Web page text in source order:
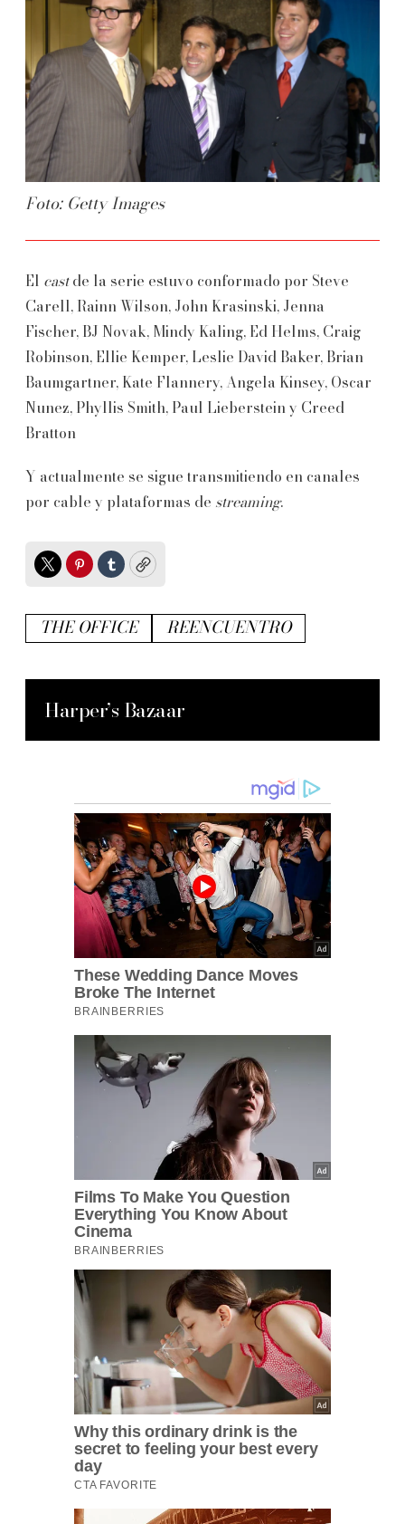
Foto: Getty Images
El castde la serie estuvo conformado por Steve
Carell, Rainn Wilson, John Krasinski, Jenna
Fischer, BJ Novak, Mindy Kaling, Ed Helms, Craig
Robinson, Ellie Kemper, Leslie David Baker, Brian
Baumgartner, Kate Flannery, Angela Kinsey, Oscar
Nunez, Phyllis Smith, Paul Lieberstein y Creed
Bratton
Y actualmente se sigue transmitiendo en canales
por cable y plataformas de streaming.
TwitterPinterest
TumblrCopy
THE OFFICE REENCUENTRO
Harper’s Bazaar